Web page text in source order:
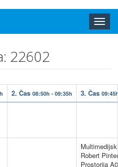
Toggle
22602
2. Čas 08:50h - 09:35h 3. Čas
Robert Pinter
Prostorija A0